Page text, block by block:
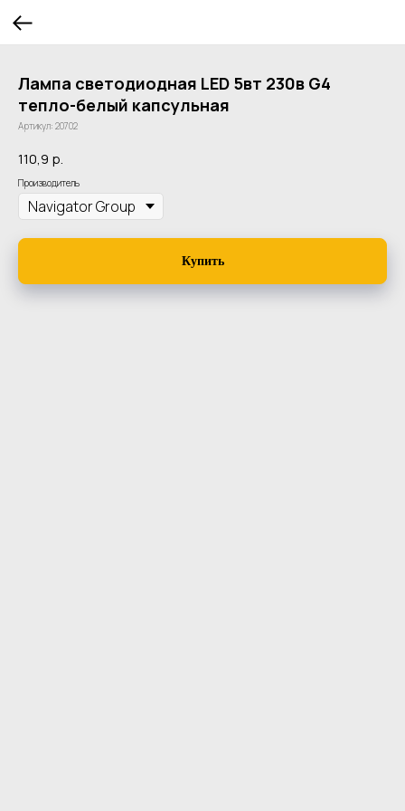
Лампа светодиодная LED 5вт 230в G4
тепло-белый капсульная
Артикул: 20702
110,9 р.
Производитель
Купить